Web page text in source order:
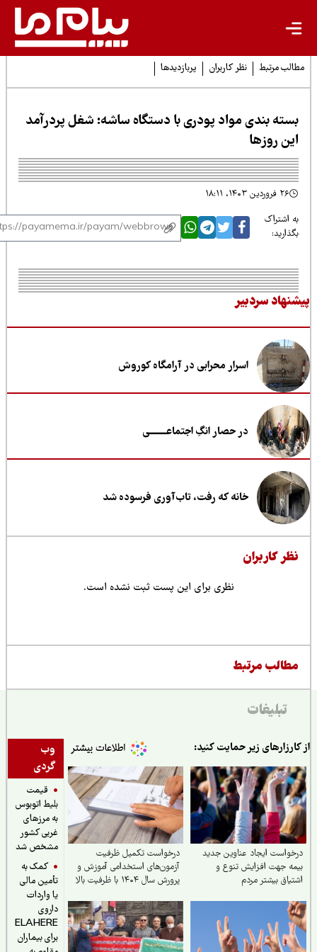
مرتبط نظر کاربران پربازدیدها
بندی مواد پودری با دستگاه ساشه: شغل پردرآمد
روزها
اشتراک
سردبیر
اسرار محرابی در آرامگاه کوروش
در حصار انگِ اجتماعــــــــی
خانه که رفت، تاب‌آوری فرسوده شد
کاربران
نظری برای این پست ثبت نشده است.
مرتبط
تبلیغات
وب
گردی
قیمت
بلیط اتوبوس
به مرزهای
غربی کشور
مشخص شد
کمک به
تأمین مالی
یا واردات
داروی
ELAHERE
برای بیماران
زیر حمایت کنید:
ایجاد عناوین جدید
جهت افزایش تنوع و
بیشتر مردم
درخواست تکمیل ظرفیت
آزمون‌های استخدامی آموزش و
پرورش سال ۱۴۰۴ با ظرفیت بالا